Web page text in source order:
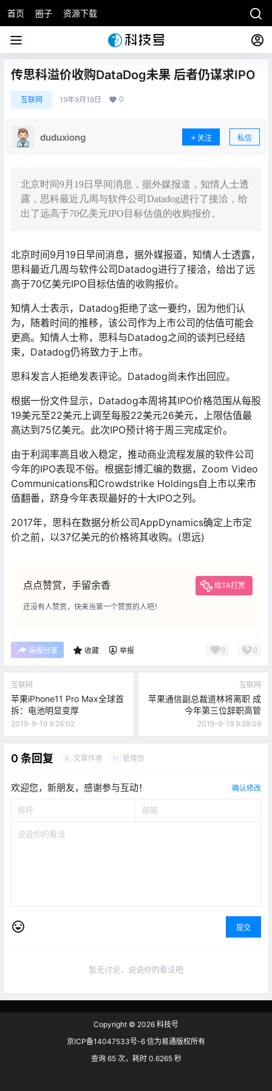
首页 圈子 资源下载
传思科溢价收购DataDog未果 后者仍谋求IPO
互联网 19年9月19日 0
duduxiong 关注 私信
北京时间9月19日早间消息，据外媒报道，知情人士透
露，思科最近几周与软件公司Datadog进行了接洽，给
出了远高于70亿美元IPO目标估值的收购报价。
北京时间9月19日早间消息，据外媒报道，知情人士透露，
思科最近几周与软件公司Datadog进行了接洽，给出了远
高于70亿美元IPO目标估值的收购报价。
知情人士表示，Datadog拒绝了这一要约，因为他们认
为，随着时间的推移，该公司作为上市公司的估值可能会
更高。知情人士称，思科与Datadog之间的谈判已经结
束，Datadog仍将致力于上市。
思科发言人拒绝发表评论。Datadog尚未作出回应。
根据一份文件显示，Datadog本周将其IPO价格范围从每股
19美元至22美元上调至每股22美元26美元，上限估值最
高达到75亿美元。此次IPO预计将于周三完成定价。
由于利润率高且收入稳定，推动商业流程发展的软件公司
今年的IPO表现不俗。根据彭博汇编的数据，Zoom Video
Communications和Crowdstrike Holdings自上市以来市
值翻番，跻身今年表现最好的十大IPO之列。
2017年，思科在数据分析公司AppDynamics确定上市定
价之前，以37亿美元的价格将其收购。(思远)
点点赞赏，手留余香 给TA打赏
还没有人赞赏，快来当第一个赞赏的人吧！
海报分享 收藏 举报 0 0
互联网
苹果iPhone11 Pro Max全球首
拆：电池明显变厚
2019-9-19 9:26:02
互联网
苹果通信副总裁道林将离职 成
今年第三位辞职高管
2019-9-19 9:28:09
0 条回复 A 文章作者 M 管理员
欢迎您，新朋友，感谢参与互动！ 确认修改
提交
暂无讨论，说说你的看法吧
Copyright © 2026 科技号
京ICP备14047533号-6 信为易通版权所有
查询 65 次，耗时 0.6265 秒